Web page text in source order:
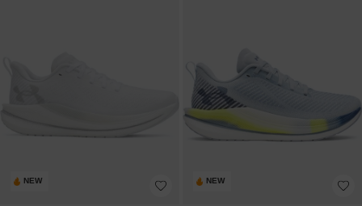
NEW NEW